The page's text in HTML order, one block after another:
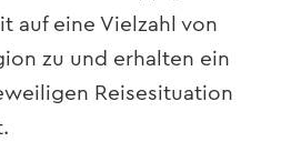
auf eine Vielzahl von
zu und erhalten ein
Reisesituation